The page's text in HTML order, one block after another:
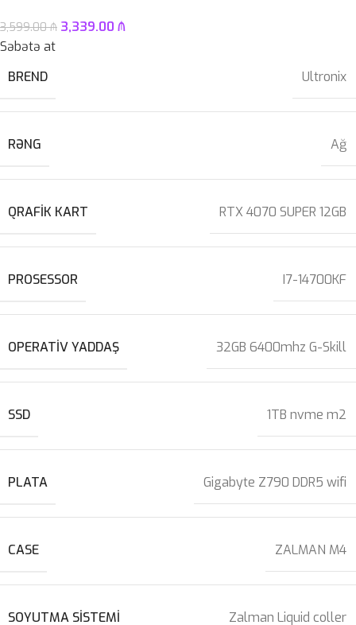
3,599.00₼ 3,339.00 ₼
Səbətə at
BREND
Ultronix
RƏNG Ağ
QRAFIK KART RTX 4070 SUPER 12GB
PROSESSOR I7-14700KF
OPERATIV YADDAŞ 32GB 6400mhz G-Skill
SSD 1TB nvme m2
PLATA Gigabyte Z790 DDR5 wifi
CASE ZALMAN M4
SOYUTMA SISTEMI Zalman Liquid coller